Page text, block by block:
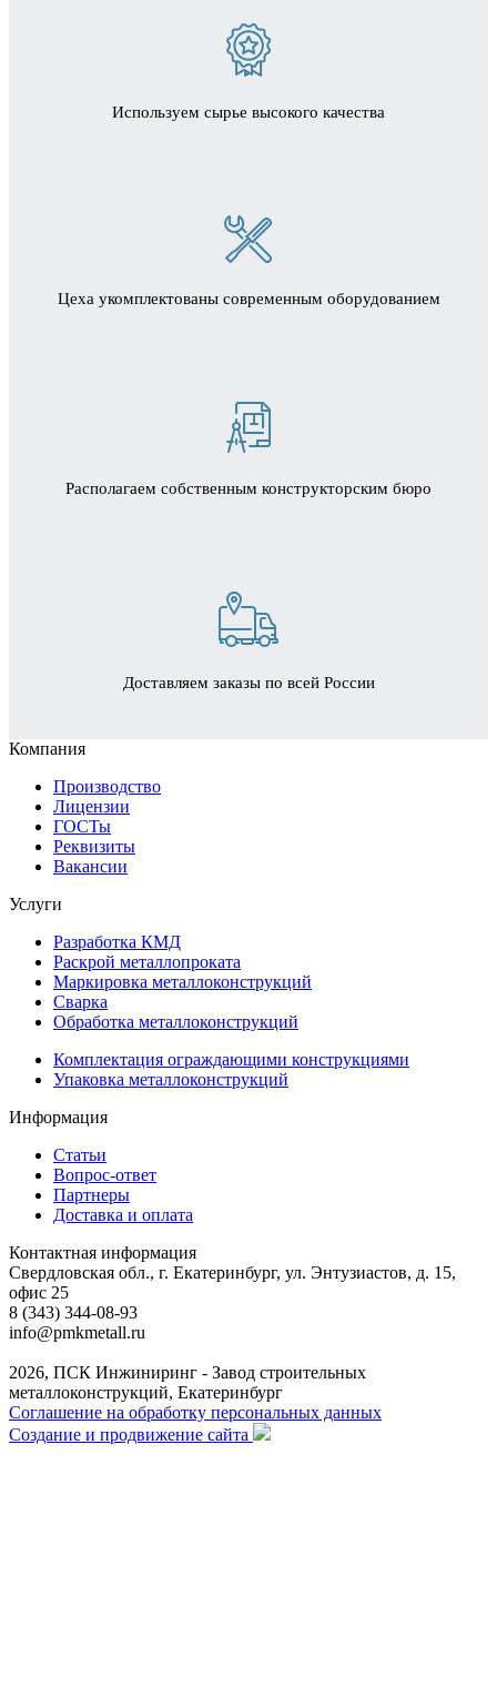
Используем сырье высокого качества
Цеха укомплектованы современным оборудованием
Располагаем собственным конструкторским бюро
Доставляем заказы по всей России
Компания
Производство
Лицензии
ГОСТы
Реквизиты
Вакансии
Услуги
Разработка КМД
Раскрой металлопроката
Маркировка металлоконструкций
Сварка
Обработка металлоконструкций
Комплектация ограждающими конструкциями
Упаковка металлоконструкций
Информация
Статьи
Вопрос-ответ
Партнеры
Доставка и оплата
Контактная информация
Свердловская обл., г. Екатеринбург, ул. Энтузиастов, д. 15,
офис 25
8 (343) 344-08-93
info@pmkmetall.ru
2026, ПСК Инжиниринг - Завод строительных
металлоконструкций, Екатеринбург
Соглашение на обработку персональных данных
Создание и продвижение сайта